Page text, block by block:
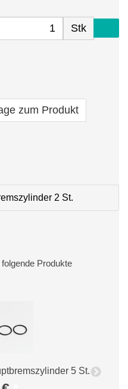
Stk
zum Produkt
2 St.
Produkte
5 St.